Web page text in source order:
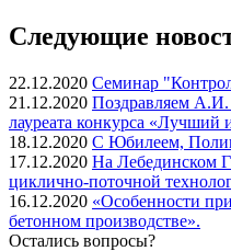
Следующие
22.12.2020 Семинар
21.12.2020 Поздравляем А.И.
лауреата конкурса «Лучший
18.12.2020 С Юбилеем,
17.12.2020 На Лебединском
циклично-поточной
16.12.2020 «Особенности
бетонном производстве».
Остались вопросы?